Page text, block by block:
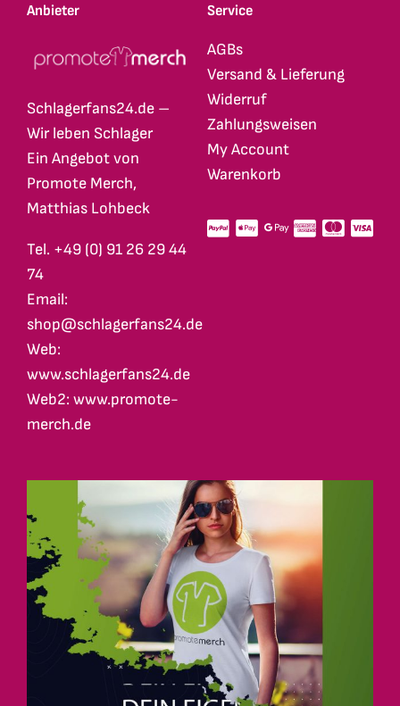
Anbieter
Schlagerfans24.de –
Wir leben Schlager
Ein Angebot von
Promote Merch,
Matthias Lohbeck
Tel. +49 (0) 91 26 29 44
74
Email:
shop@schlagerfans24.de
Web:
www.schlagerfans24.de
Web2: www.promote-
merch.de
Service
AGBs
Versand & Lieferung
Widerruf
Zahlungsweisen
My Account
Warenkorb